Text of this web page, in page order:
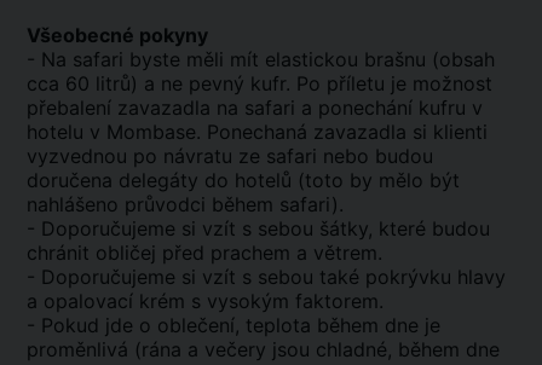
Všeobecné pokyny
- Na safari byste měli mít elastickou brašnu (obsah
cca 60 litrů) a ne pevný kufr. Po příletu je možnost
přebalení zavazadla na safari a ponechání kufru v
hotelu v Mombase. Ponechaná zavazadla si klienti
vyzvednou po návratu ze safari nebo budou
doručena delegáty do hotelů (toto by mělo být
nahlášeno průvodci během safari).
- Doporučujeme si vzít s sebou šátky, které budou
chránit obličej před prachem a větrem.
- Doporučujeme si vzít s sebou také pokrývku hlavy
a opalovací krém s vysokým faktorem.
- Pokud jde o oblečení, teplota během dne je
proměnlivá (rána a večery jsou chladné, během dne